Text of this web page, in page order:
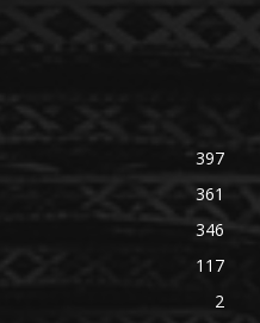
397
361
346
117
2